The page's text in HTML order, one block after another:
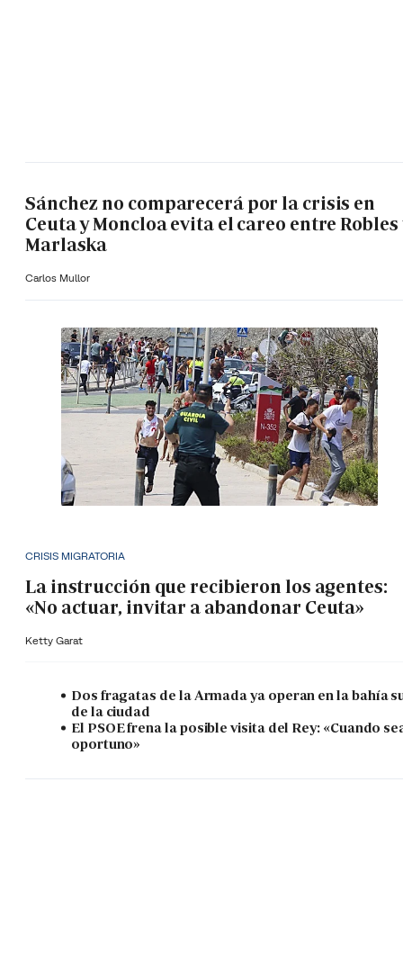
Sánchez no comparecerá por la crisis en
Ceuta y Moncloa evita el careo entre Robles
Marlaska
Carlos Mullor
CRISIS MIGRATORIA
La instrucción que recibieron los agentes:
«No actuar, invitar a abandonar Ceuta»
Ketty Garat
Dos fragatas de la Armada ya operan en la bahía
de la ciudad
El PSOE frena la posible visita del Rey: «Cuando
oportuno»